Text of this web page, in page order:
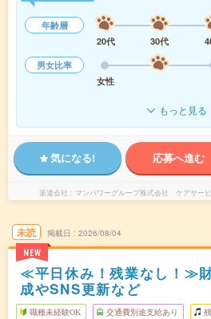
年齢層
20代
30代
男女比率
女性
もっと見る
気になる! 応募へ進む
派遣会社 マンパワーグループ株式会社 ケアサー
未読
NEW
掲載日 2026/08/04
≪平日休み！残業なし！≫
成やSNS更新など
職種未経験OK 交通費別途支給あり